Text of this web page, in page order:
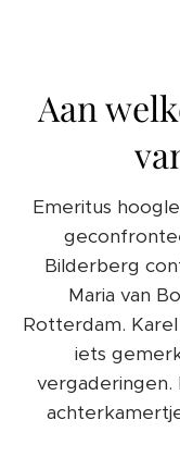
Aan
Emeritus
Bilderberg
Maria van
Rotterdam.
iets
vergaderingen.